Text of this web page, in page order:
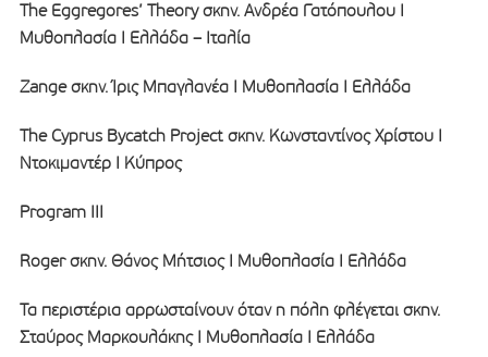
The Eggregores’ Theory σκην. Ανδρέα Γατόπουλου I
Μυθοπλασία I Ελλάδα – Ιταλία
Zange σκην. Ίρις Μπαγλανέα I Μυθοπλασία I Ελλάδα
The Cyprus Bycatch Project σκην. Κωνσταντίνος Χρίστου I
Ντοκιμαντέρ I Κύπρος
Program III
Roger σκην. Θάνος Μήτσιος I Μυθοπλασία I Ελλάδα
Τα περιστέρια αρρωσταίνουν όταν η πόλη φλέγεται σκην.
Σταύρος Μαρκουλάκης I Μυθοπλασία I Ελλάδα